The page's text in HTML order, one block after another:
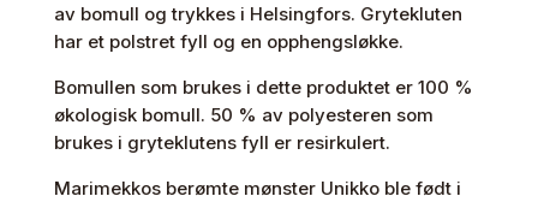
av bomull og trykkes i Helsingfors. Grytekluten
har et polstret fyll og en opphengsløkke.
Bomullen som brukes i dette produktet er 100 %
økologisk bomull. 50 % av polyesteren som
brukes i gryteklutens fyll er resirkulert.
Marimekkos berømte mønster Unikko ble født i